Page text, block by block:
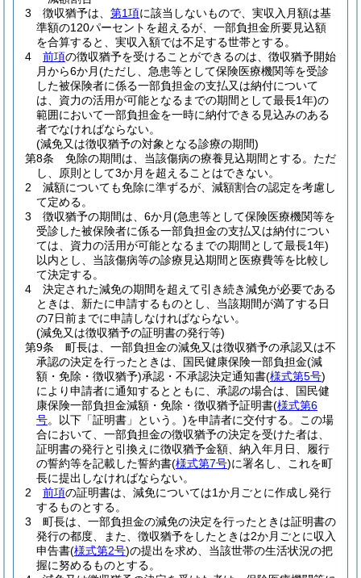
3
徴収猶予は、 第1項に該当しないもので、実収入月額は基
準額の120パーセントを超えるが、一部負担金所要見込額
を合算すると、実収入額では不足する世帯とする。
4
前項の徴収猶予を受けることができるのは、徴収猶予開始
月から6か月(ただし、急患等として保険医療機関等を受診
した被保険者に係る一部負担金の支払又は納付について
は、資力の活用が可能となるまでの期間として最長1年)の
範囲において一部負担金を一時に納付できる見込みのある
者でなければならない。
(減免又は徴収猶予の対象となる診療の期間)
第8条
免除の期間は、当該傷病の療養見込期間とする。 ただ
し、原則として3か月を超えることはできない。
2
減額についても免除に準ずるが、減額割合の認定を考慮し
て定める。
3
徴収猶予の期間は、6か月(急患等として保険医療機関等を
受診した被保険者に係る一部負担金の支払又は納付につい
ては、資力の活用が可能となるまでの期間として最長1年)
以内とし、当該傷病等の診療見込期間と医療費等を比較し
て決定する。
4
決定された減免の期間を超えて引き続き減免が必要である
ときは、新たに申請するものとし、当該期間が満了する日
の7日前までに申請しなければならない。
(減免又は徴収猶予の証明書の発行等)
第9条
町長は、一部負担金の減免又は徴収猶予の承認又は不
承認の決定を行ったときは、国民健康保険一部負担金(減
額・免除・徴収猶予)承認・不承認決定通知書(様式第5号)
により申請者に通知するとともに、承認の場合は、国民健
康保険一部負担金減額・免除・徴収猶予証明書(様式第6
号。以下「証明書」という。)を申請者に交付する。
この場
合において、一部負担金の徴収猶予の決定を受けた者は、
証明書の発行と引換えに徴収猶予金額、納入年月日、履行
の誓約等を記載した誓約書(様式第7号)に署名し、これを町
長に提出しなければならない。
2
前項の証明書は、減免については1か月ごとに作成し発行
するものとする。
3
町長は、一部負担金の減免の決定を行ったときは証明書の
発行の都度、また、徴収猶予をしたときは2か月ごとに収入
申告書(様式第2号)の提出を求め、当該世帯の生活状況の把
握に努めるものとする。